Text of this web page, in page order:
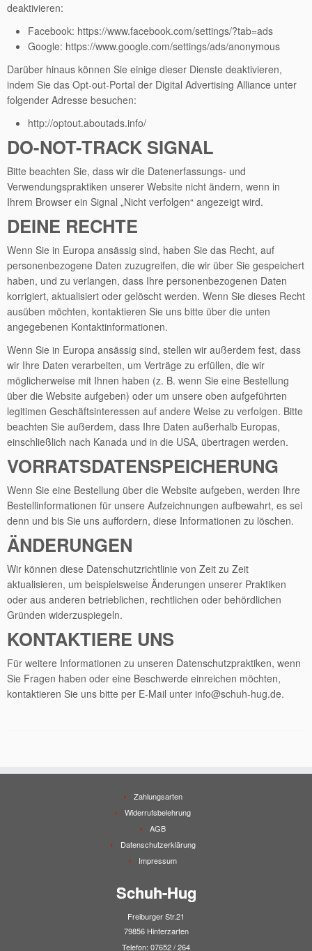
deaktivieren:
Facebook: https://www.facebook.com/settings/?tab=ads
Google: https://www.google.com/settings/ads/anonymous
Darüber hinaus können Sie einige dieser Dienste deaktivieren,
indem Sie das Opt-out-Portal der Digital Advertising Alliance unter
folgender Adresse besuchen:
http://optout.aboutads.info/
DO-NOT-TRACK SIGNAL
Bitte beachten Sie, dass wir die Datenerfassungs- und
Verwendungspraktiken unserer Website nicht ändern, wenn in
Ihrem Browser ein Signal „Nicht verfolgen“ angezeigt wird.
DEINE RECHTE
Wenn Sie in Europa ansässig sind, haben Sie das Recht, auf
personenbezogene Daten zuzugreifen, die wir über Sie gespeichert
haben, und zu verlangen, dass Ihre personenbezogenen Daten
korrigiert, aktualisiert oder gelöscht werden. Wenn Sie dieses Recht
ausüben möchten, kontaktieren Sie uns bitte über die unten
angegebenen Kontaktinformationen.
Wenn Sie in Europa ansässig sind, stellen wir außerdem fest, dass
wir Ihre Daten verarbeiten, um Verträge zu erfüllen, die wir
möglicherweise mit Ihnen haben (z. B. wenn Sie eine Bestellung
über die Website aufgeben) oder um unsere oben aufgeführten
legitimen Geschäftsinteressen auf andere Weise zu verfolgen. Bitte
beachten Sie außerdem, dass Ihre Daten außerhalb Europas,
einschließlich nach Kanada und in die USA, übertragen werden.
VORRATSDATENSPEICHERUNG
Wenn Sie eine Bestellung über die Website aufgeben, werden Ihre
Bestellinformationen für unsere Aufzeichnungen aufbewahrt, es sei
denn und bis Sie uns auffordern, diese Informationen zu löschen.
ÄNDERUNGEN
Wir können diese Datenschutzrichtlinie von Zeit zu Zeit
aktualisieren, um beispielsweise Änderungen unserer Praktiken
oder aus anderen betrieblichen, rechtlichen oder behördlichen
Gründen widerzuspiegeln.
KONTAKTIERE UNS
Für weitere Informationen zu unseren Datenschutzpraktiken, wenn
Sie Fragen haben oder eine Beschwerde einreichen möchten,
kontaktieren Sie uns bitte per E-Mail unter info@schuh-hug.de.
Zahlungsarten
Widerrufsbelehrung
AGB
Datenschutzerklärung
Impressum
Schuh-Hug
Freiburger Str.21
79856 Hinterzarten
Telefon: 07652 / 264